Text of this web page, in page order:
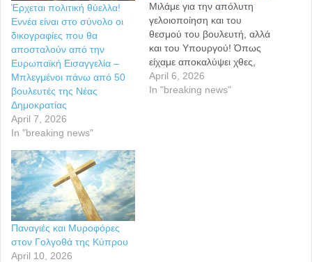
Έρχεται πολιτική θύελλα!
Εννέα είναι στο σύνολο οι
δικογραφίες που θα
αποσταλούν από την
Ευρωπαϊκή Εισαγγελία –
Μπλεγμένοι πάνω από 50
βουλευτές της Νέας
Δημοκρατίας
April 7, 2026
In "breaking news"
Μιλάμε για την απόλυτη
γελοιοποίηση και του
θεσμού του βουλευτή, αλλά
και του Υπουργού! Όπως
είχαμε αποκαλύψει χθες,
ο πρωθυπουργός Κυριάκος
Μητσοτάκης, αναζητούσε
April 6, 2026
In "breaking news"
Παναγιές και Μυροφόρες
στον Γολγοθά της Κύπρου
April 10, 2026